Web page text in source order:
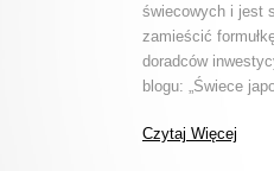
świecowych i jest
zamieścić
doradców
blogu: „Świece
Czytaj Więcej